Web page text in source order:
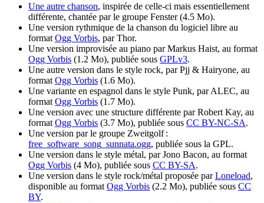
Une autre chanson, inspirée de celle-ci mais essentiellement
différente, chantée par le groupe Fenster (4.5 Mo).
Une version rythmique de la chanson du logiciel libre au
format Ogg Vorbis, par Thor.
Une version improvisée au piano par Markus Haist, au format
Ogg Vorbis (1.2 Mo), publiée sous GPLv3.
Une autre version dans le style rock, par Pjj & Hairyone, au
format Ogg Vorbis (1.6 Mo).
Une variante en espagnol dans le style Punk, par ALEC, au
format Ogg Vorbis (1.7 Mo).
Une version avec une structure différente par Robert Kay, au
format Ogg Vorbis (3.7 Mo), publiée sous CC BY-NC-SA.
Une version par le groupe Zweitgolf :
free_software_song_sunnata.ogg, publiée sous la GPL.
Une version dans le style métal, par Jono Bacon, au format
Ogg Vorbis (4 Mo), publiée sous CC BY-SA.
Une version dans le style rock/métal proposée parLoneload,
disponible au format Ogg Vorbis (2.2 Mo), publiée sous CC
BY.